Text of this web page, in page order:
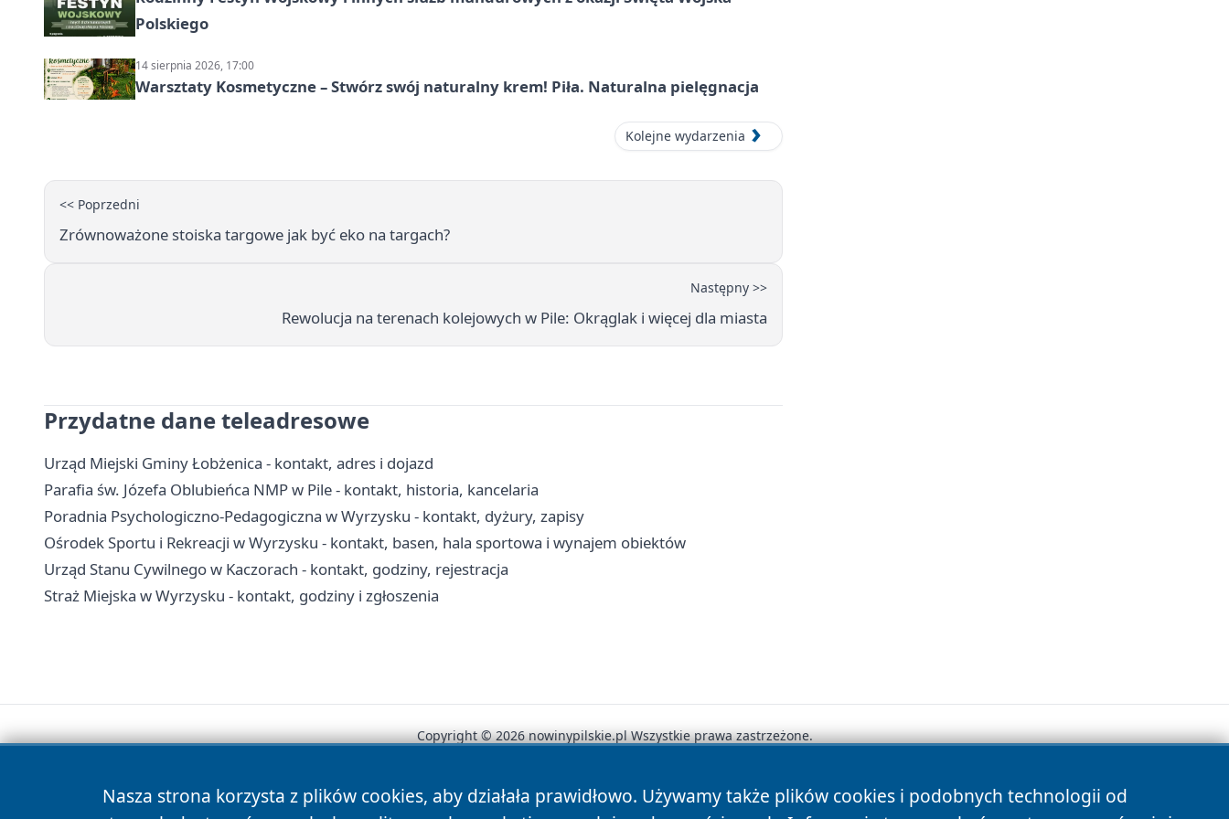
Polskiego
14 sierpnia 2026, 17:00
Warsztaty Kosmetyczne – Stwórz swój naturalny krem! Piła. Naturalna pielęgnacja
Kolejne wydarzenia
<< Poprzedni
Zrównoważone stoiska targowe jak być eko na targach?
Następny >>
Rewolucja na terenach kolejowych w Pile: Okrąglak i więcej dla miasta
Przydatne dane teleadresowe
Urząd Miejski Gminy Łobżenica - kontakt, adres i dojazd
Parafia św. Józefa Oblubieńca NMP w Pile - kontakt, historia, kancelaria
Poradnia Psychologiczno-Pedagogiczna w Wyrzysku - kontakt, dyżury, zapisy
Ośrodek Sportu i Rekreacji w Wyrzysku - kontakt, basen, hala sportowa i wynajem obiektów
Urząd Stanu Cywilnego w Kaczorach - kontakt, godziny, rejestracja
Straż Miejska w Wyrzysku - kontakt, godziny i zgłoszenia
Nasza strona korzysta z plików cookies, aby działała prawidłowo. Używamy także plików cookies i podobnych technologii od
Copyright © 2026 nowinypilskie.pl Wszystkie prawa zastrzeżone.
News Autorzy Polityka Prywatności Polityka Cookies